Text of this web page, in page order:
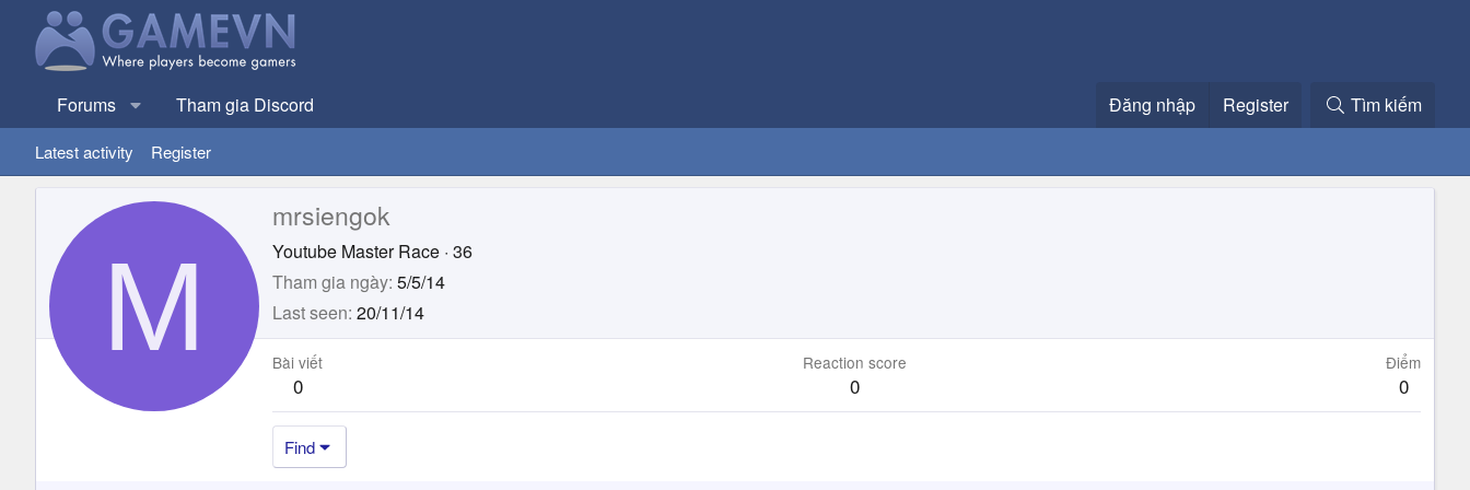
Forums Tham gia Discord Đăng nhập Register Tìm kiếm
Latest activity Register
M
mrsiengok
Youtube Master Race · 36
Tham gia ngày 5/5/14
Last seen 20/11/14
Bài viết
0
Reaction score
0
Điểm
0
Find